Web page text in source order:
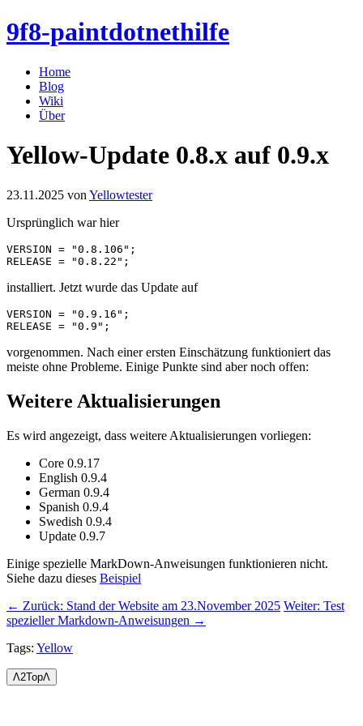
9f8-paintdotnethilfe
Home
Blog
Wiki
Über
Yellow-Update 0.8.x auf 0.9.x
23.11.2025 von Yellowtester
Ursprünglich war hier
VERSION = "0.8.106";
installiert. Jetzt wurde das Update auf
VERSION = "0.9.16";
vorgenommen. Nach einer ersten Einschätzung funktioniert das
meiste ohne Probleme. Einige Punkte sind aber noch offen:
Weitere Aktualisierungen
Es wird angezeigt, dass weitere Aktualisierungen vorliegen:
Core 0.9.17
English 0.9.4
German 0.9.4
Spanish 0.9.4
Swedish 0.9.4
Update 0.9.7
Einige spezielle MarkDown-Anweisungen funktionieren nicht.
Siehe dazu dieses Beispiel
← Zurück: Stand der Website am 23.November 2025 Weiter: Test
spezieller Markdown-Anweisungen →
Tags: Yellow
Ʌ2TopɅ